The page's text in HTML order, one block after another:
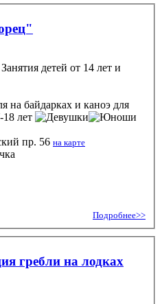
детей от 14 лет и
на байдарках и каноэ для
18 лет
пр. 56 на карте
Подробнее>>
гребли на лодках